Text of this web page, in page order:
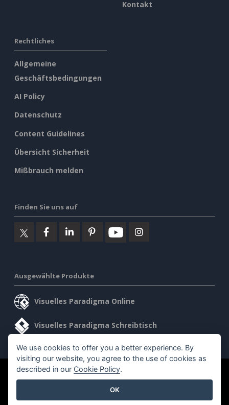
Kontakt
Rechtliches
Allgemeine
Geschäftsbedingungen
AI Policy
Datenschutz
Content Guidelines
Übersicht Sicherheit
Mißbrauch melden
Finden Sie uns auf
Ausgewählte Produkte
Visuelles Paradigma Online
Visuelles Paradigma Schreibtisch
©2026 by Visual Paradigm. Alle Rechte vorbehalten.
We use cookies to offer you a better experience. By
visiting our website, you agree to the use of cookies as
described in our Cookie Policy.
OK